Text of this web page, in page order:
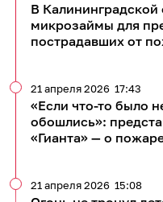
В Калининградской
микрозаймы для
пострадавших от
«Если что-то было
обошлись»:
«Гианта» — о
21 апреля 2026 17:43
21 апреля 2026 15:08